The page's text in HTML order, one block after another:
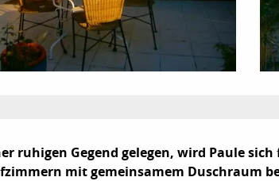
ruhigen Gegend gelegen, wird Paule
mit gemeinsamem Duschraum